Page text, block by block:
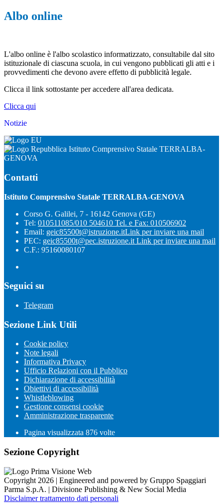
Albo online
L'albo online è l'albo scolastico informatizzato, consultabile dal sito
istituzionale di ciascuna scuola, in cui vengono pubblicati gli atti e i
provvedimenti che devono avere effetto di pubblicità legale.
Clicca il link sottostante per accedere all'area dedicata.
Clicca qui
Notizie
Istituto Comprensivo Statale TERRALBA-
GENOVA
Contatti
Istituto Comprensivo Statale TERRALBA-GENOVA
Corso G. Galilei, 7 - 16142 Genova (GE)
Tel: 010511085/010 504610 Tel. e Fax: 010506902
Email: geic85500t@istruzione.itLink per inviare una mail
PEC: geic85500t@pec.istruzione.it Link per inviare una mail
C.F.: 95160080107
Seguici su
Telegram
Sezione Link Utili
Cookie policy
Note legali
Informativa Privacy
Ufficio Relazioni con il Pubblico
Dichiarazione di accessibilità
Obiettivi di accessibilità
Whistleblowing
Gestione consensi cookie
Amministrazione trasparente
Pagina visualizzata 876 volte
Sezione Copyright
Copyright 2026 | Engineered and powered by Gruppo Spaggiari
Parma S.p.A. | Divisione Publishing & New Social Media
Disclaimer trattamento dati personali